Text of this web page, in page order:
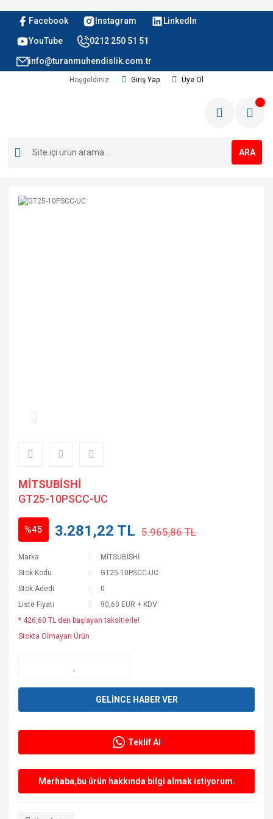
Facebook Instagram LinkedIn
YouTube 0212 250 51 51
info@turanmuhendislik.com.tr
Hoşgeldiniz Giriş Yap Üye Ol
ARA
MİTSUBİSHİ
GT25-10PSCC-UC
%45 3.281,22 TL 5.965,86 TL
Marka
MİTSUBİSHİ
Stok Kodu
GT25-10PSCC-UC
Stok Adedi
0
Liste Fiyatı
90,60 EUR + KDV
* 426,60 TL den başlayan taksitlerle!
Stokta Olmayan Ürün
GELİNCE HABER VER
Teklif Al
Merhaba,bu ürün hakkında bilgi almak istiyorum.